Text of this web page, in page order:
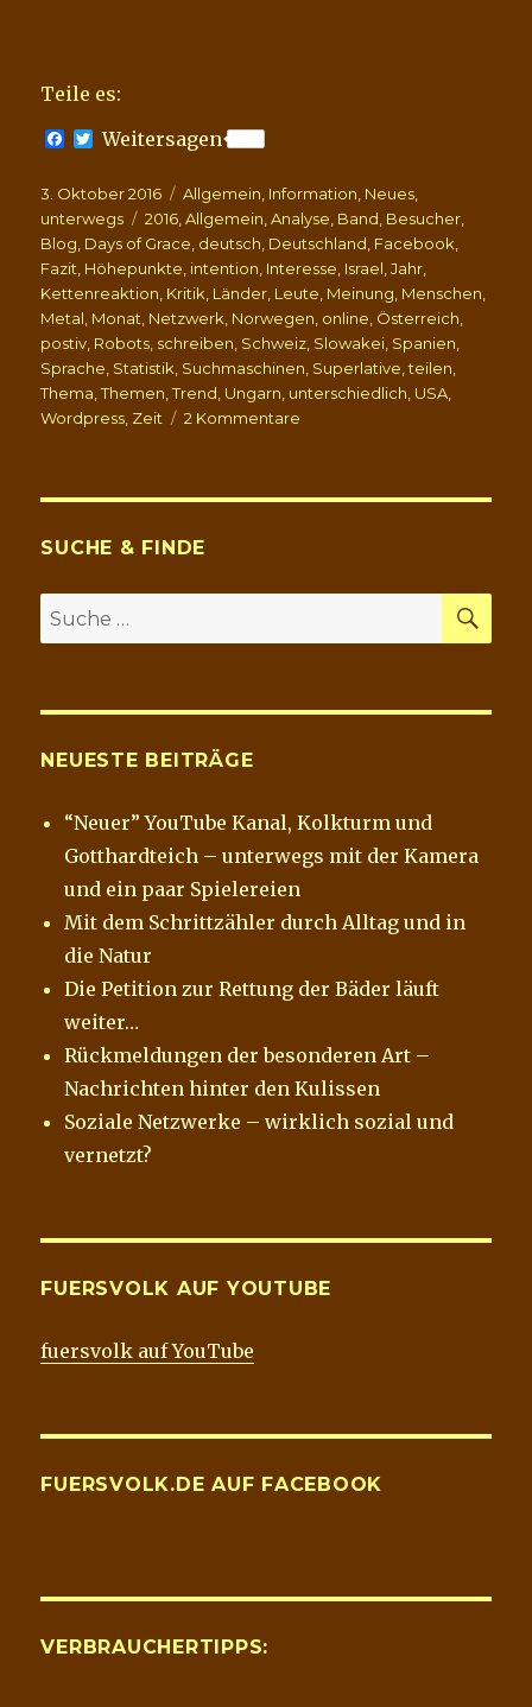
Teile es:
F
e
b
o
k
T
t
t
e
r
Weitersagen
Veröffentlicht
am
3. Oktober 2016 Kategorien
Allgemein Information Neues
unterwegs
Schlagwörter
2016 ,Allgemein ,Analyse Band Besucher
Blog Days of Grace deutsch Deutschland Facebook
Fazit Höhepunkte intention Interesse Israel ,Jahr
Kettenreaktion Kritik Länder Leute Meinung Menschen
Metal Monat Netzwerk Norwegen online Österreich
postiv Robots schreiben Schweiz Slowakei Spanien
Sprache Statistik Suchmaschinen Superlative ,teilen
Thema ,Themen ,Trend Ungarn unterschiedlich USA
Wordpress Zeit 2 Kommentare
SUCHE & FINDE
Suche
nach:
NEUESTE BEITRÄGE
“Neuer” YouTube Kanal, Kolkturm und
Gotthardteich – unterwegs mit der Kamera
und ein paar Spielereien
Mit dem Schrittzähler durch Alltag und in
die Natur
Die Petition zur Rettung der Bäder läuft
weiter…
Rückmeldungen der besonderen Art –
Nachrichten hinter den Kulissen
Soziale Netzwerke – wirklich sozial und
vernetzt?
FUERSVOLK AUF YOUTUBE
fuersvolk auf YouTube
FUERSVOLK.DE AUF FACEBOOK
VERBRAUCHERTIPPS: